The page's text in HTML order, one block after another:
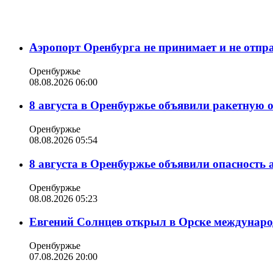
Аэропорт Оренбурга не принимает и не
Оренбуржье
08.08.2026 06:00
8 августа в Оренбуржье объявили ракетную
Оренбуржье
08.08.2026 05:54
8 августа в Оренбуржье объявили
Оренбуржье
08.08.2026 05:23
Евгений Солнцев открыл в Орске
Оренбуржье
07.08.2026 20:00